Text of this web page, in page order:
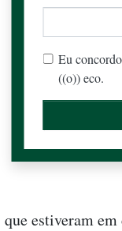
Eu
((o)) eco.
estiveram